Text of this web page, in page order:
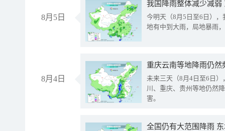
8月5日
我国降雨整体减少减弱
今明天（8月5日至6日）
地有中到大雨，局地暴雨
8月4日
重庆云南等地降雨仍然
未来三天（8月4日至6日
川、重庆、贵州等地仍然
害。
全国仍有大范围降雨